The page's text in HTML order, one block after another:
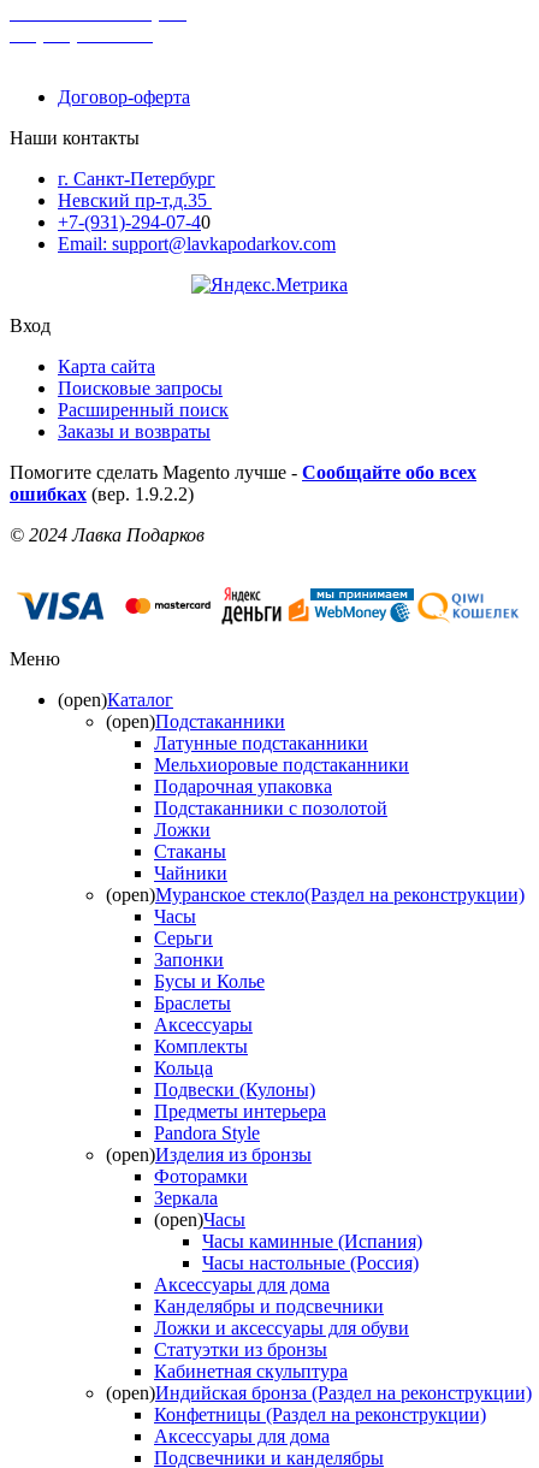
Договор-оферта
Наши контакты
г. Санкт-Петербург
Невский пр-т,д.35
+7-(931)-294-07-40
Email: support@lavkapodarkov.com
Вход
Карта сайта
Поисковые запросы
Расширенный поиск
Заказы и возвраты
Помогите сделать Magento лучше - Сообщайте обо всех
ошибках (вер. 1.9.2.2)
© 2024 Лавка Подарков
Меню
(open)Каталог
(open)Подстаканники
Латунные подстаканники
Мельхиоровые подстаканники
Подарочная упаковка
Подстаканники с позолотой
Ложки
Стаканы
Чайники
(open)Муранское стекло(Раздел на реконструкции)
Часы
Серьги
Запонки
Бусы и Колье
Браслеты
Аксессуары
Комплекты
Кольца
Подвески (Кулоны)
Предметы интерьера
Pandora Style
(open)Изделия из бронзы
Фоторамки
Зеркала
(open)Часы
Часы каминные (Испания)
Часы настольные (Россия)
Аксессуары для дома
Канделябры и подсвечники
Ложки и аксессуары для обуви
Статуэтки из бронзы
Кабинетная скульптура
(open)Индийская бронза (Раздел на реконструкции)
Конфетницы (Раздел на реконструкции)
Аксессуары для дома
Подсвечники и канделябры